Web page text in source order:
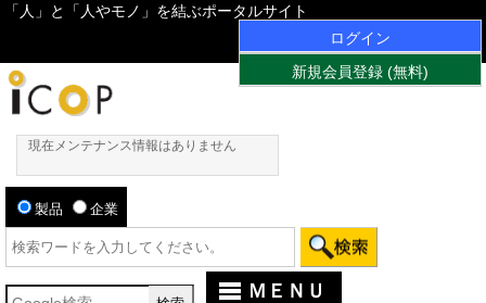
「人」と「人やモノ」を結ぶポータルサイト
ログイン
新規会員登録 (無料)
現在メンテナンス情報はありません
製品 企業
ＭＥＮＵ